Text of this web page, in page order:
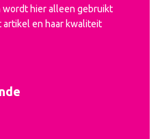
wordt hier alleen gebruikt
artikel en haar kwaliteit